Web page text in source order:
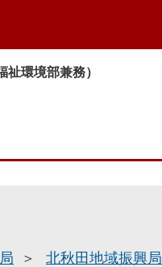
環境部兼務）
北秋田地域振興局